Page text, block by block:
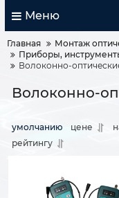
Меню
Главная
Монтаж
Приборы,
Волоконно-
Волоконно-
умолчанию цене
рейтингу